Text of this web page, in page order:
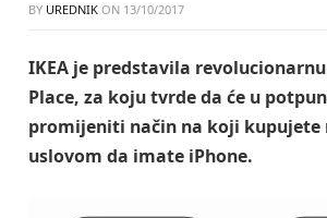
BY UREDNIK ON 13/10/2017
IKEA je predstavila
Place, za koju tvrde da će u
promijeniti način na koji kupujete
uslovom da imate iPhone.